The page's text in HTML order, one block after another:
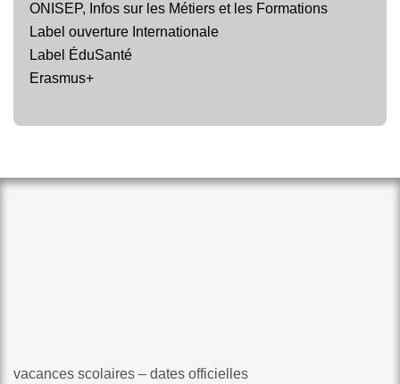
ONISEP, Infos sur les Métiers et les Formations
Label ouverture Internationale
Label ÉduSanté
Erasmus+
vacances scolaires – dates officielles